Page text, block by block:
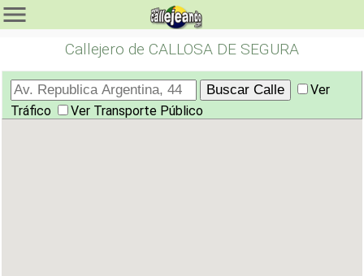
Callejero de CALLOSA DE SEGURA
Ver
Tráfico
Ver Transporte Público